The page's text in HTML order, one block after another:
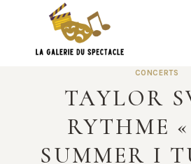
content
CONCERTS
TAYLOR
RYTHME
SUMMER I